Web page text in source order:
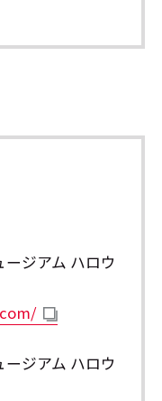
ージアム ハロウ
ージアム ハロウ